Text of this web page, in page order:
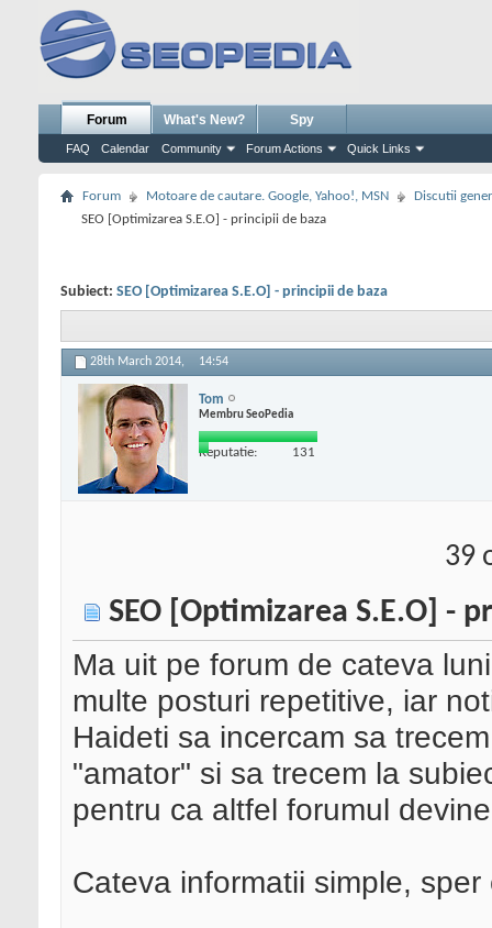
Forum
FAQ Calendar Community Forum Actions Quick Links
What's New? Spy
Forum Motoare de cautare. Google, Yahoo!, MSN
Discutii
SEO [Optimizarea S.E.O] - principii de baza
Subiect: SEO [Optimizarea S.E.O] - principii de baza
28th March 2014, 14:54
Tom
Membru SeoPedia
Reputatie: 131
39
SEO [Optimizarea S.E.O] -
Ma uit pe forum de cateva
multe posturi repetitive, iar
Haideti sa incercam sa
"amator" si sa trecem la
pentru ca altfel forumul
Cateva informatii simple,